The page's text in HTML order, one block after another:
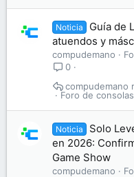
Noticia
Guía de
atuendos y
compudemano
0
Foro de
compudemano
Noticia
Solo
en 2026:
Game Show
compudemano